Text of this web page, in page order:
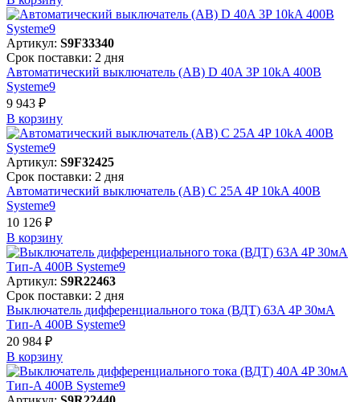
Артикул: S9F33340
Срок поставки: 2 дня
Автоматический выключатель (АВ) D 40A 3P 10kA 400В
Systeme9
9 943 ₽
В корзинy
Артикул: S9F32425
Срок поставки: 2 дня
Автоматический выключатель (АВ) C 25A 4P 10kA 400В
Systeme9
10 126 ₽
В корзинy
Артикул: S9R22463
Срок поставки: 2 дня
Выключатель дифференциального тока (ВДТ) 63A 4P 30мА
Тип-A 400В Systeme9
20 984 ₽
В корзинy